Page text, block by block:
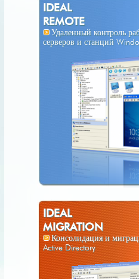
IDEAL
REMOTE
Удаленный контроль
серверов и станций
IDEAL
MIGRATION
Консолидация и
Active Directory